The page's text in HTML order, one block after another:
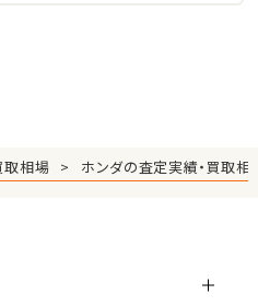
取相場 ホンダの査定実績・買取相